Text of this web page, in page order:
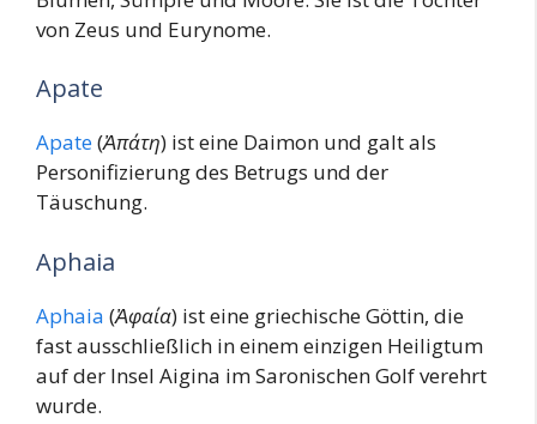
von Zeus und Eurynome.
Apate
Apate(Ἀπάτη) ist eine Daimon und galt als
Personifizierung des Betrugs und der
Täuschung.
Aphaia
Aphaia (Ἀφαία) ist eine griechische Göttin, die
fast ausschließlich in einem einzigen Heiligtum
auf der Insel Aigina im Saronischen Golf verehrt
wurde.